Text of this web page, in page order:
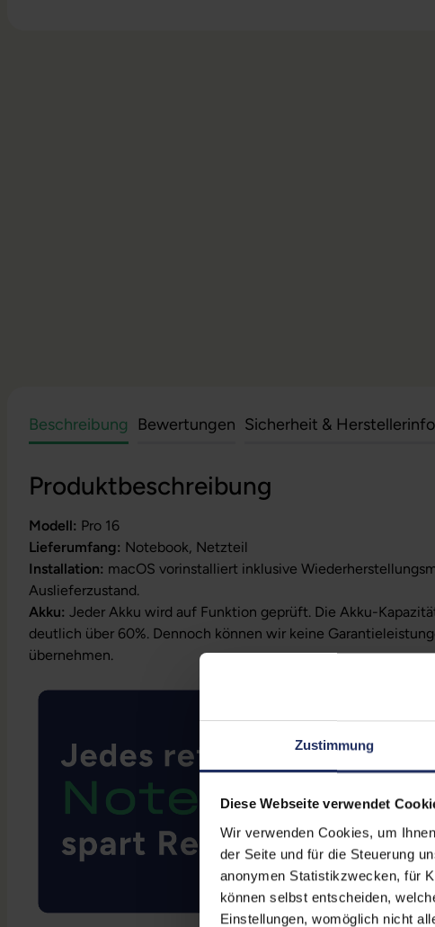
Zustimmung
Diese Webseite verwendet
Wir verwenden Cookies, um
der Seite und für die Steuerung
anonymen Statistikzwecken, für
können selbst entscheiden,
Einstellungen, womöglich nicht
Beschreibung Bewertungen Sicherheit &
Produktbeschreibung
Modell: Pro 16
Lieferumfang: Notebook, Netzteil
Installation: macOS vorinstalliert inklusive
Auslieferzustand.
Akku: Jeder Akku wird auf Funktion geprüft. Die Akku-
deutlich über 60%. Dennoch können wir keine
übernehmen.